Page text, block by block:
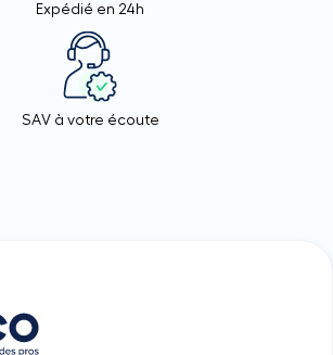
Expédié en 24h
SAV à votre écoute